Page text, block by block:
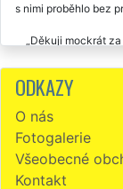
s nimi proběhlo bez
Děkuji mockrát
odstěhováno bez
Precizní, slušní,
STĚHOVÁNÍ. Jejich
Stěhování
ODKAZY
O nás
Fotogalerie
Všeobecné
Kontakt